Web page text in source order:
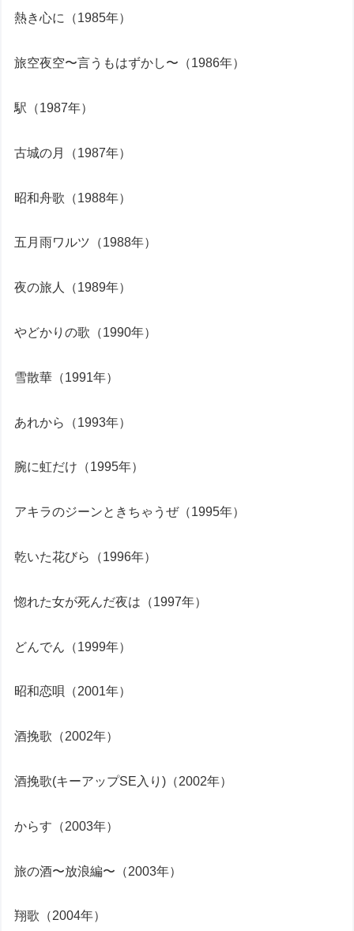
熱き心に（1985年）
旅空夜空〜言うもはずかし〜（1986年）
駅（1987年）
古城の月（1987年）
昭和舟歌（1988年）
五月雨ワルツ（1988年）
夜の旅人（1989年）
やどかりの歌（1990年）
雪散華（1991年）
あれから（1993年）
腕に虹だけ（1995年）
アキラのジーンときちゃうぜ（1995年）
乾いた花びら（1996年）
惚れた女が死んだ夜は（1997年）
どんでん（1999年）
昭和恋唄（2001年）
酒挽歌（2002年）
酒挽歌(キーアップSE入り)（2002年）
からす（2003年）
旅の酒〜放浪編〜（2003年）
翔歌（2004年）